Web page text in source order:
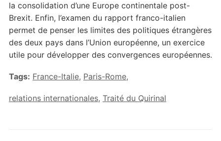
la consolidation d’une Europe continentale post-
Brexit. Enfin, l’examen du rapport franco-italien
permet de penser les limites des politiques étrangères
des deux pays dans l’Union européenne, un exercice
utile pour développer des convergences européennes.
Tags: France-Italie, Paris-Rome,
relations internationales, Traité du Quirinal